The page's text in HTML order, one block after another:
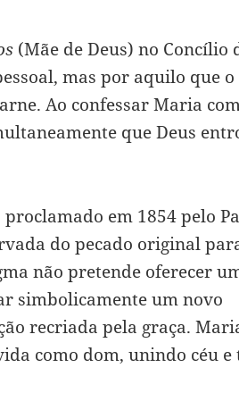
(Mãe de Deus) no Concílio
mas por aquilo que
Ao confessar Maria
que Deus
em 1854 pelo
do pecado original
não pretende oferecer
simbolicamente um novo
recriada pela graça.
como dom, unindo céu e